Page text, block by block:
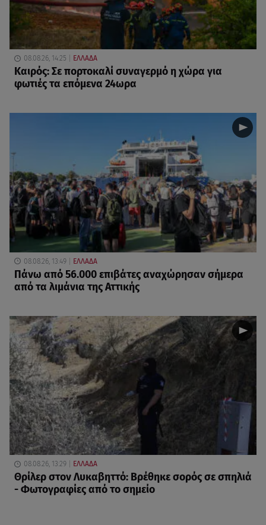
08.08.26, 14:25 ΕΛΛΑΔΑ
Καιρός: Σε πορτοκαλί συναγερμό η χώρα για
φωτιές τα επόμενα 24ωρα
08.08.26, 13:49 ΕΛΛΑΔΑ
Πάνω από 56.000 επιβάτες αναχώρησαν σήμερα
από τα λιμάνια της Αττικής
08.08.26, 13:29 ΕΛΛΑΔΑ
Θρίλερ στον Λυκαβηττό: Βρέθηκε σορός σε σπηλιά
- Φωτογραφίες από το σημείο